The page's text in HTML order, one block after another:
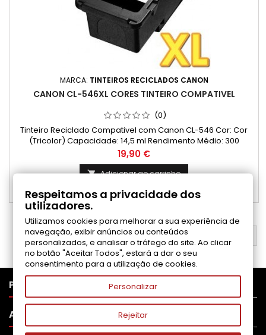
MARCA: TINTEIROS RECICLADOS CANON
CANON CL-546XL CORES TINTEIRO COMPATIVEL
(0)
Tinteiro Reciclado Compativel com Canon CL-546 Cor: Cor
(Tricolor) Capacidade: 14,5 ml Rendimento Médio: 300
Páginas*
Preço
19,90 €
 Adicionar ao carrinho
Disponível
VOLTAR AO TOPO
PRODUTOS
APOIO AO CLIENTE
Respeitamos a privacidade dos
utilizadores.
Utilizamos cookies para melhorar a sua experiência de
navegação, exibir anúncios ou conteúdos
personalizados, e analisar o tráfego do site. Ao clicar
no botão "Aceitar Todos", estará a dar o seu
consentimento para a utilização de cookies.
Personalizar
Rejeitar